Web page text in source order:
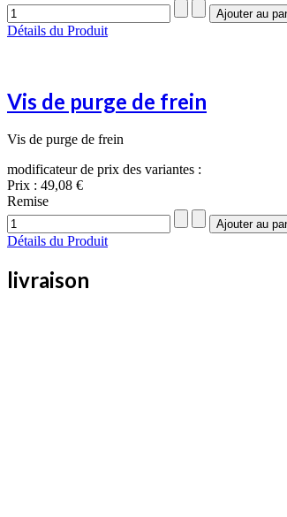
Détails du Produit
Vis de purge de frein
Vis de purge de frein
modificateur de prix des variantes :
Prix : 49,08 €
Remise
Détails du Produit
livraison